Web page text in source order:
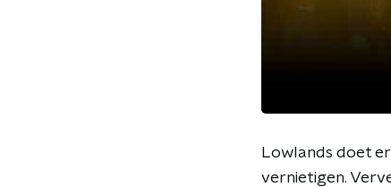
Lowlands doet
vernietigen.